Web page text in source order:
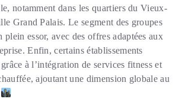
notamment dans les quartiers du Vieux-
Grand Palais. Le segment des groupes
plein essor, avec des offres adaptées aux
Enfin, certains établissements
à l’intégration de services fitness et
ajoutant une dimension globale au